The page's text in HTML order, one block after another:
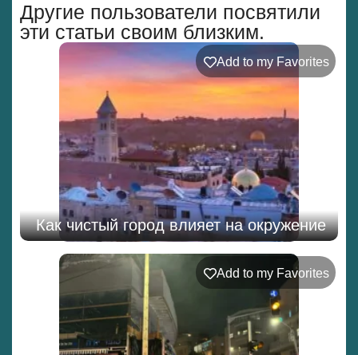
Другие пользователи посвятили
эти статьи своим близким.
Add to my Favorites
Как чистый город влияет на окружение
Add to my Favorites